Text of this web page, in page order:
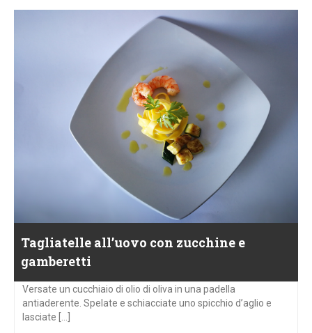
Tagliatelle all’uovo con zucchine e
gamberetti
Versate un cucchiaio di olio di oliva in una padella
antiaderente. Spelate e schiacciate uno spicchio d’aglio e
lasciate [...]